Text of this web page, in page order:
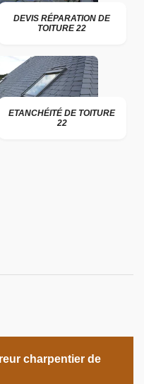
DEVIS RÉPARATION DE
TOITURE 22
ETANCHÉITÉ DE TOITURE
22
charpentier de